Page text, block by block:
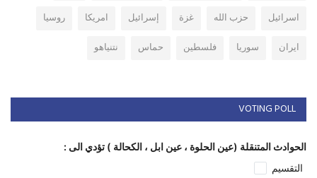
اسرائيل
حزب الله غزة إسرائيل امريكا
روسيا
ايران
سوريا فلسطين حماس نتنياهو
VOTING POLL
الحوادث المتنقلة (عين الحلوة ، عين ابل ، الكحالة ) تؤدي الى :
التقسيم